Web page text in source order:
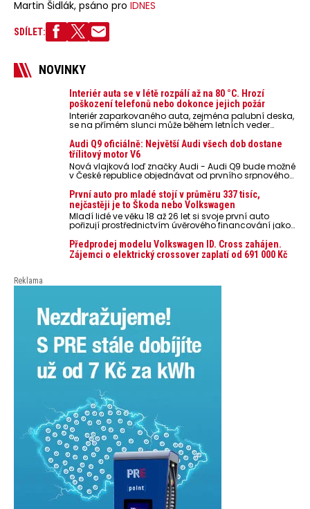
Martin Šidlák, psáno pro IDNES
SDÍLET:
NOVINKY
Interiér auta se v létě rozpálí až na 80 °C. Hrozí
poškození telefonů nebo dokonce jejich požár
Interiér zaparkovaného auta, zejména palubní deska,
se na přímém slunci může během letních veder
nebezpečí pro odložené mobilní telefony, powerbanky
nebo notebooky. Můžou urychlit stárnutí baterií,
poškodit elektroniku a ve výjimečných případech i
zvýšit riziko požáru.
Audi Q9 oficiálně: Největší Audi všech dob dostane
třílitový motor V6
Nová vlajková loď značky Audi - Audi Q9 bude možné
v České republice objednávat od prvního srpnového
První auto pro mladé stojí v průměru 337 tisíc,
nejčastěji je to Škoda nebo Volkswagen
Mladí lidé ve věku 18 až 26 let si svoje první auto
pořizují prostřednictvím úvěrového financování jako
auto. Průměrná pořizovací cena vozu dosahuje 337
tisíc korun a průměrná financovaná částka
přesahuje 251 tisíc korun. Vyplývá to z dat Leasingu
Předprodej modelu Volkswagen ID. Cross zahájen.
Zájemci o elektrický crossover zaplatí od 691 000 Kč
Reklama